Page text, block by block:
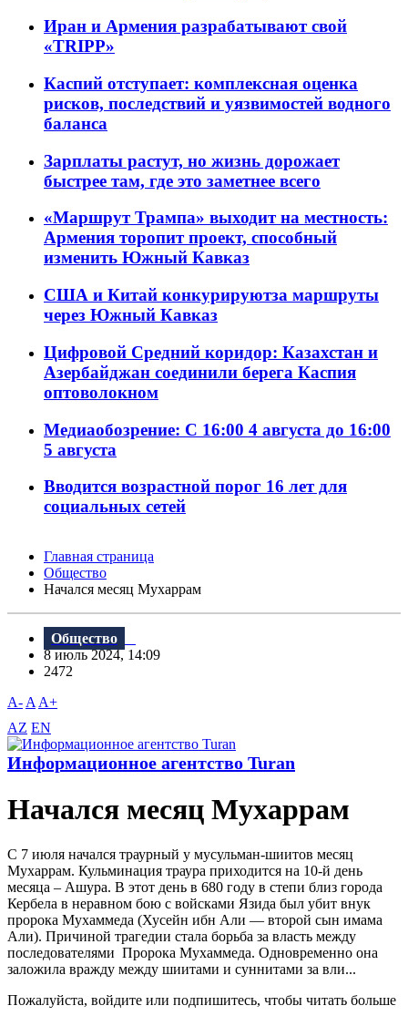
Иран и Армения разрабатывают свой
«TRIPP»
Каспий отступает: комплексная оценка
рисков, последствий и уязвимостей водного
баланса
Зарплаты растут, но жизнь дорожает
быстрее там, где это заметнее всего
«Маршрут Трампа» выходит на местность:
Армения торопит проект, способный
изменить Южный Кавказ
США и Китай конкурируютза маршруты
через Южный Кавказ
Цифровой Средний коридор: Казахстан и
Азербайджан соединили берега Каспия
оптоволокном
Медиаобозрение: С 16:00 4 августа до 16:00
5 августа
Вводится возрастной порог 16 лет для
социальных сетей
Главная страница
Общество
Начался месяц Мухаррам
Общество
8 июль 2024, 14:09
2472
A- A A+
AZ EN
Информационное агентство Turan
Начался месяц Мухаррам
C 7 июля начался траурный у мусульман-шиитов месяц
Мухаррам. Кульминация траура приходится на 10-й день
месяца – Ашура. В этот день в 680 году в степи близ города
Кербела в неравном бою с войсками Язида был убит внук
пророка Мухаммеда (Хусейн ибн Али — второй сын имама
Али). Причиной трагедии стала борьба за власть между
последователями Пророка Мухаммеда. Одновременно она
заложила вражду между шиитами и суннитами за вли...
Пожалуйста, войдите или подпишитесь, чтобы читать больше